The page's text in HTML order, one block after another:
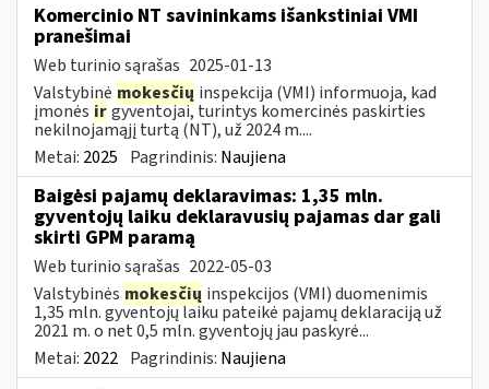
Komercinio NT savininkams išankstiniai VMI
pranešimai
Web turinio sąrašas 2025-01-13
Valstybinė mokesčių inspekcija (VMI) informuoja, kad
įmonės irgyventojai, turintys komercinės paskirties
nekilnojamąjį turtą (NT), už 2024 m....
Metai: 2025 Pagrindinis: Naujiena
Baigėsi pajamų deklaravimas: 1,35 mln.
gyventojų laiku deklaravusių pajamas dar gali
skirti GPM paramą
Web turinio sąrašas 2022-05-03
Valstybinės mokesčių inspekcijos (VMI) duomenimis
1,35 mln. gyventojų laiku pateikė pajamų deklaraciją už
2021 m. o net 0,5 mln. gyventojų jau paskyrė...
Metai: 2022 Pagrindinis: Naujiena